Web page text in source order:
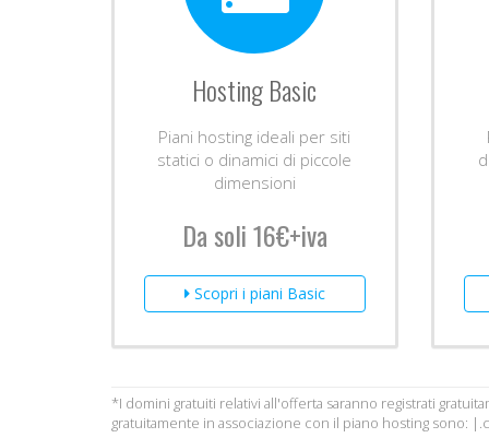
Hosting Basic
Piani hosting ideali per siti
statici o dinamici di piccole
dimensioni
Da soli 16€+iva
Scopri i piani Basic
*I domini gratuiti relativi all'offerta saranno registrati
gratuitamente in associazione con il piano hosting